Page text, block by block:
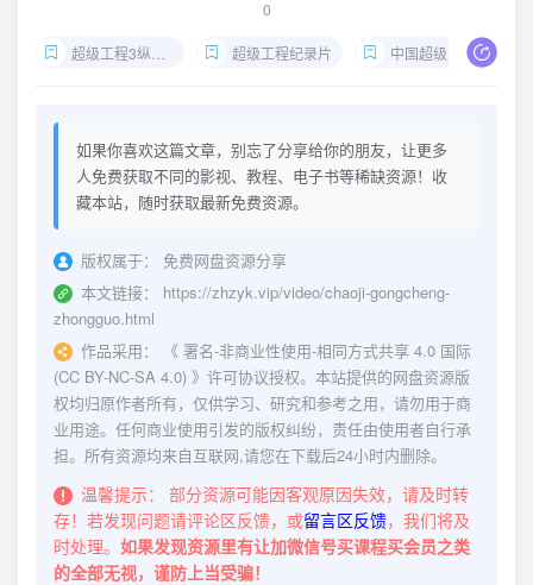
0
超级工程3纵横中国 超级工程纪录片 中国超级工程
如果你喜欢这篇文章，别忘了分享给你的朋友，让更多
人免费获取不同的影视、教程、电子书等稀缺资源！收
藏本站，随时获取最新免费资源。
版权属于：
免费网盘资源分享
本文链接：
https://zhzyk.vip/video/chaoji-gongcheng-
zhongguo.html
作品采用：
《 署名-非商业性使用-相同方式共享 4.0 国际
(CC BY-NC-SA 4.0) 》许可协议授权。本站提供的网盘资源版
权均归原作者所有，仅供学习、研究和参考之用，请勿用于商
业用途。任何商业使用引发的版权纠纷，责任由使用者自行承
担。所有资源均来自互联网,请您在下载后24小时内删除。
温馨提示：
部分资源可能因客观原因失效，请及时转
存！若发现问题请评论区反馈，或留言区反馈，我们将及
时处理。 如果发现资源里有让加微信号买课程买会员之类
的全部无视，谨防上当受骗！